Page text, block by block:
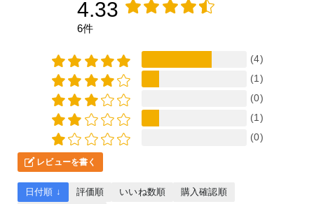
4.33
6件
(4)
(1)
(0)
(1)
(0)
レビューを書く
日付順 ↓ 評価順 いいね数順
購入確認順